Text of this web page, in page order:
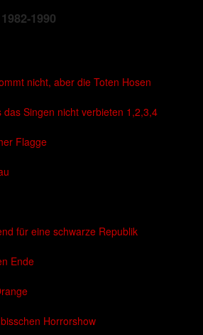
1990
nicht, aber die Toten Hosen
das Singen nicht verbieten 1,2,3,4
Flagge
für eine schwarze Republik
Ende
Horrorshow